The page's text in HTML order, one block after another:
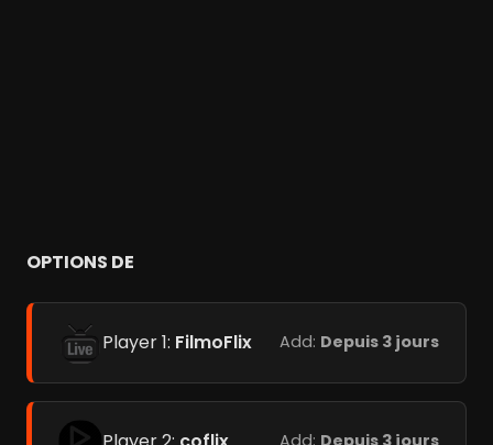
OPTIONS DE
Player 1: FilmoFlix Add: Depuis 3 jours